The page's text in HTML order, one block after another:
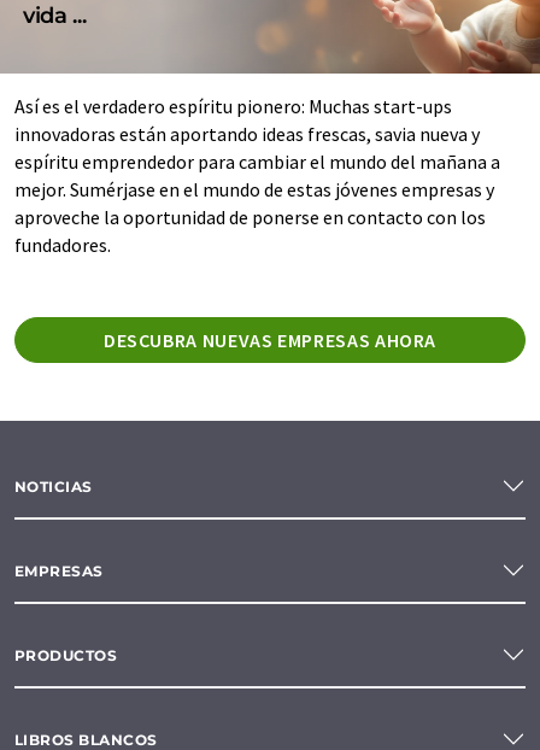
vida ...
Así es el verdadero espíritu pionero: Muchas start-ups
innovadoras están aportando ideas frescas, savia nueva y
espíritu emprendedor para cambiar el mundo del mañana a
mejor. Sumérjase en el mundo de estas jóvenes empresas y
aproveche la oportunidad de ponerse en contacto con los
fundadores.
DESCUBRA NUEVAS EMPRESAS AHORA
NOTICIAS
EMPRESAS
PRODUCTOS
LIBROS BLANCOS